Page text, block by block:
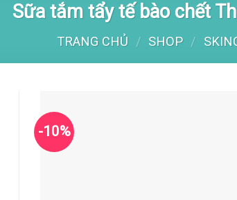
Sữa tắm tẩy tế bào chết
TRANG CHỦ / SHOP /
-10%